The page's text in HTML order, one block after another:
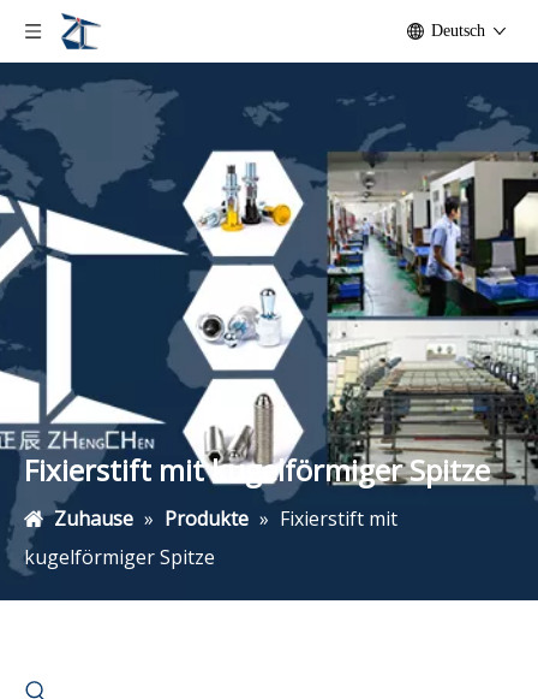
Deutsch
Fixierstift mit kugelförmiger Spitze
Zuhause » Produkte » Fixierstift mit
kugelförmiger Spitze